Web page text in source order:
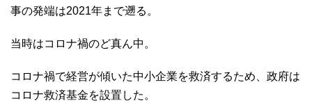
事の発端は2021年まで遡る。
当時はコロナ禍のど真ん中。
コロナ禍で経営が傾いた中小企業を救済するため、政府は
コロナ救済基金を設置した。